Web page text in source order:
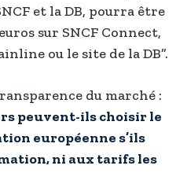
et la DB, pourra être
sur SNCF Connect,
ou le site de la DB”.
du marché :
peuvent-ils choisir le
européenne s’ils
ni aux tarifs les